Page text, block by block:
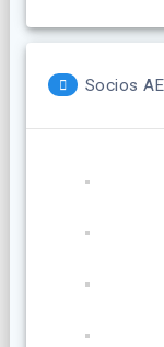
Socios